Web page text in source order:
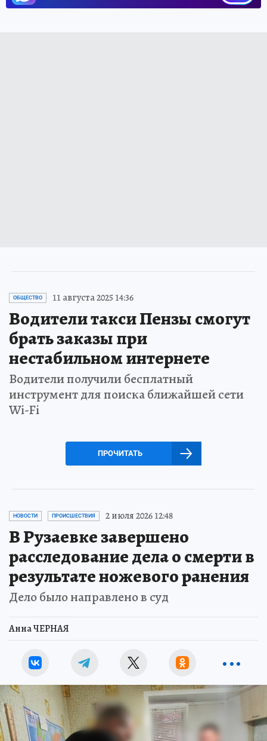
ОБЩЕСТВО 11 августа 2025 14:36
Водители такси Пензы смогут
брать заказы при
нестабильном интернете
Водители получили бесплатный
инструмент для поиска ближайшей сети
Wi-Fi
ПРОЧИТАТЬ
НОВОСТИ ПРОИСШЕСТВИЯ 2 июля 2026 12:48
В Рузаевке завершено
расследование дела о смерти в
результате ножевого ранения
Дело было направлено в суд
Анна ЧЕРНАЯ